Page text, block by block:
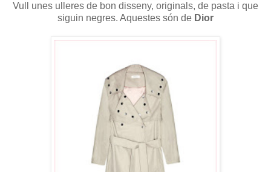
Vull unes ulleres de bon disseny, originals, de pasta i que
siguin negres. Aquestes són de Dior